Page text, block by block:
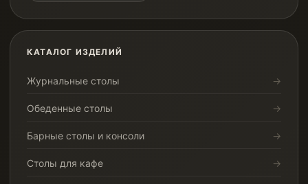
КАТАЛОГ ИЗДЕЛИЙ
Журнальные столы
Обеденные столы
Барные столы и консоли
Столы для кафе